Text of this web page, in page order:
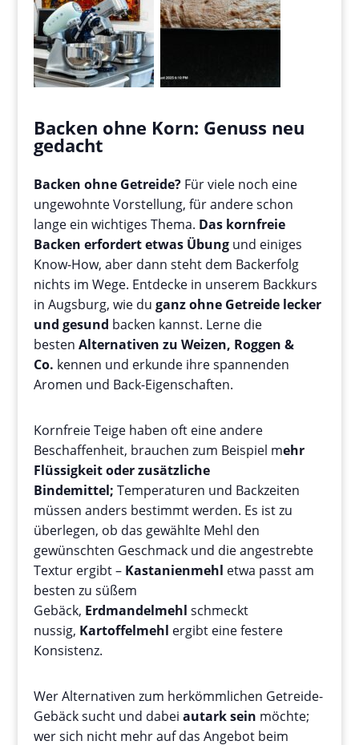
Backen ohne Korn: Genuss neu
gedacht
Backen ohne Getreide? Für viele noch eine
ungewohnte Vorstellung, für andere schon
lange ein wichtiges Thema. Das kornfreie
Backen erfordert etwas Übung und einiges
Know-How, aber dann steht dem Backerfolg
nichts im Wege. Entdecke in unserem Backkurs
in Augsburg, wie duganz ohne Getreide lecker
und gesund backen kannst. Lerne die
bestenAlternativen zu Weizen, Roggen &
Co. kennen und erkunde ihre spannenden
Aromen und Back-Eigenschaften.
Kornfreie Teige haben oft eine andere
Beschaffenheit, brauchen zum Beispiel mehr
Flüssigkeit oder zusätzliche
Bindemittel; Temperaturen und Backzeiten
müssen anders bestimmt werden. Es ist zu
überlegen, ob das gewählte Mehl den
gewünschten Geschmack und die angestrebte
Textur ergibt – Kastanienmehl etwa passt am
besten zu süßem
Gebäck, Erdmandelmehl schmeckt
nussig, Kartoffelmehl ergibt eine festere
Konsistenz.
Wer Alternativen zum herkömmlichen Getreide-
Gebäck sucht und dabeiautark sein möchte;
wer sich nicht mehr auf das Angebot beim